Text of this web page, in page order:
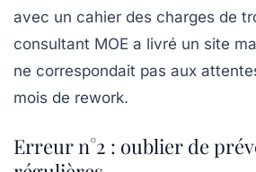
avec un cahier des charges de
consultant MOE a livré un site
ne correspondait pas aux
mois de rework.
Erreur n°2 : oublier de